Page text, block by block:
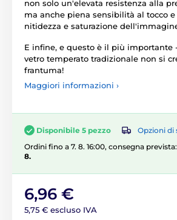
non solo un'elevata resistenza alla
ma anche piena sensibilità al tocco
nitidezza e saturazione
E infine, e questo è il più importante
vetro temperato tradizionale non si
frantuma!
Maggiori informazioni ›
Disponibile 5 pezzo
Opzioni di
Ordini fino a 7. 8. 16:00, consegna prevista:
8.
6,96 €
5,75 € escluso IVA